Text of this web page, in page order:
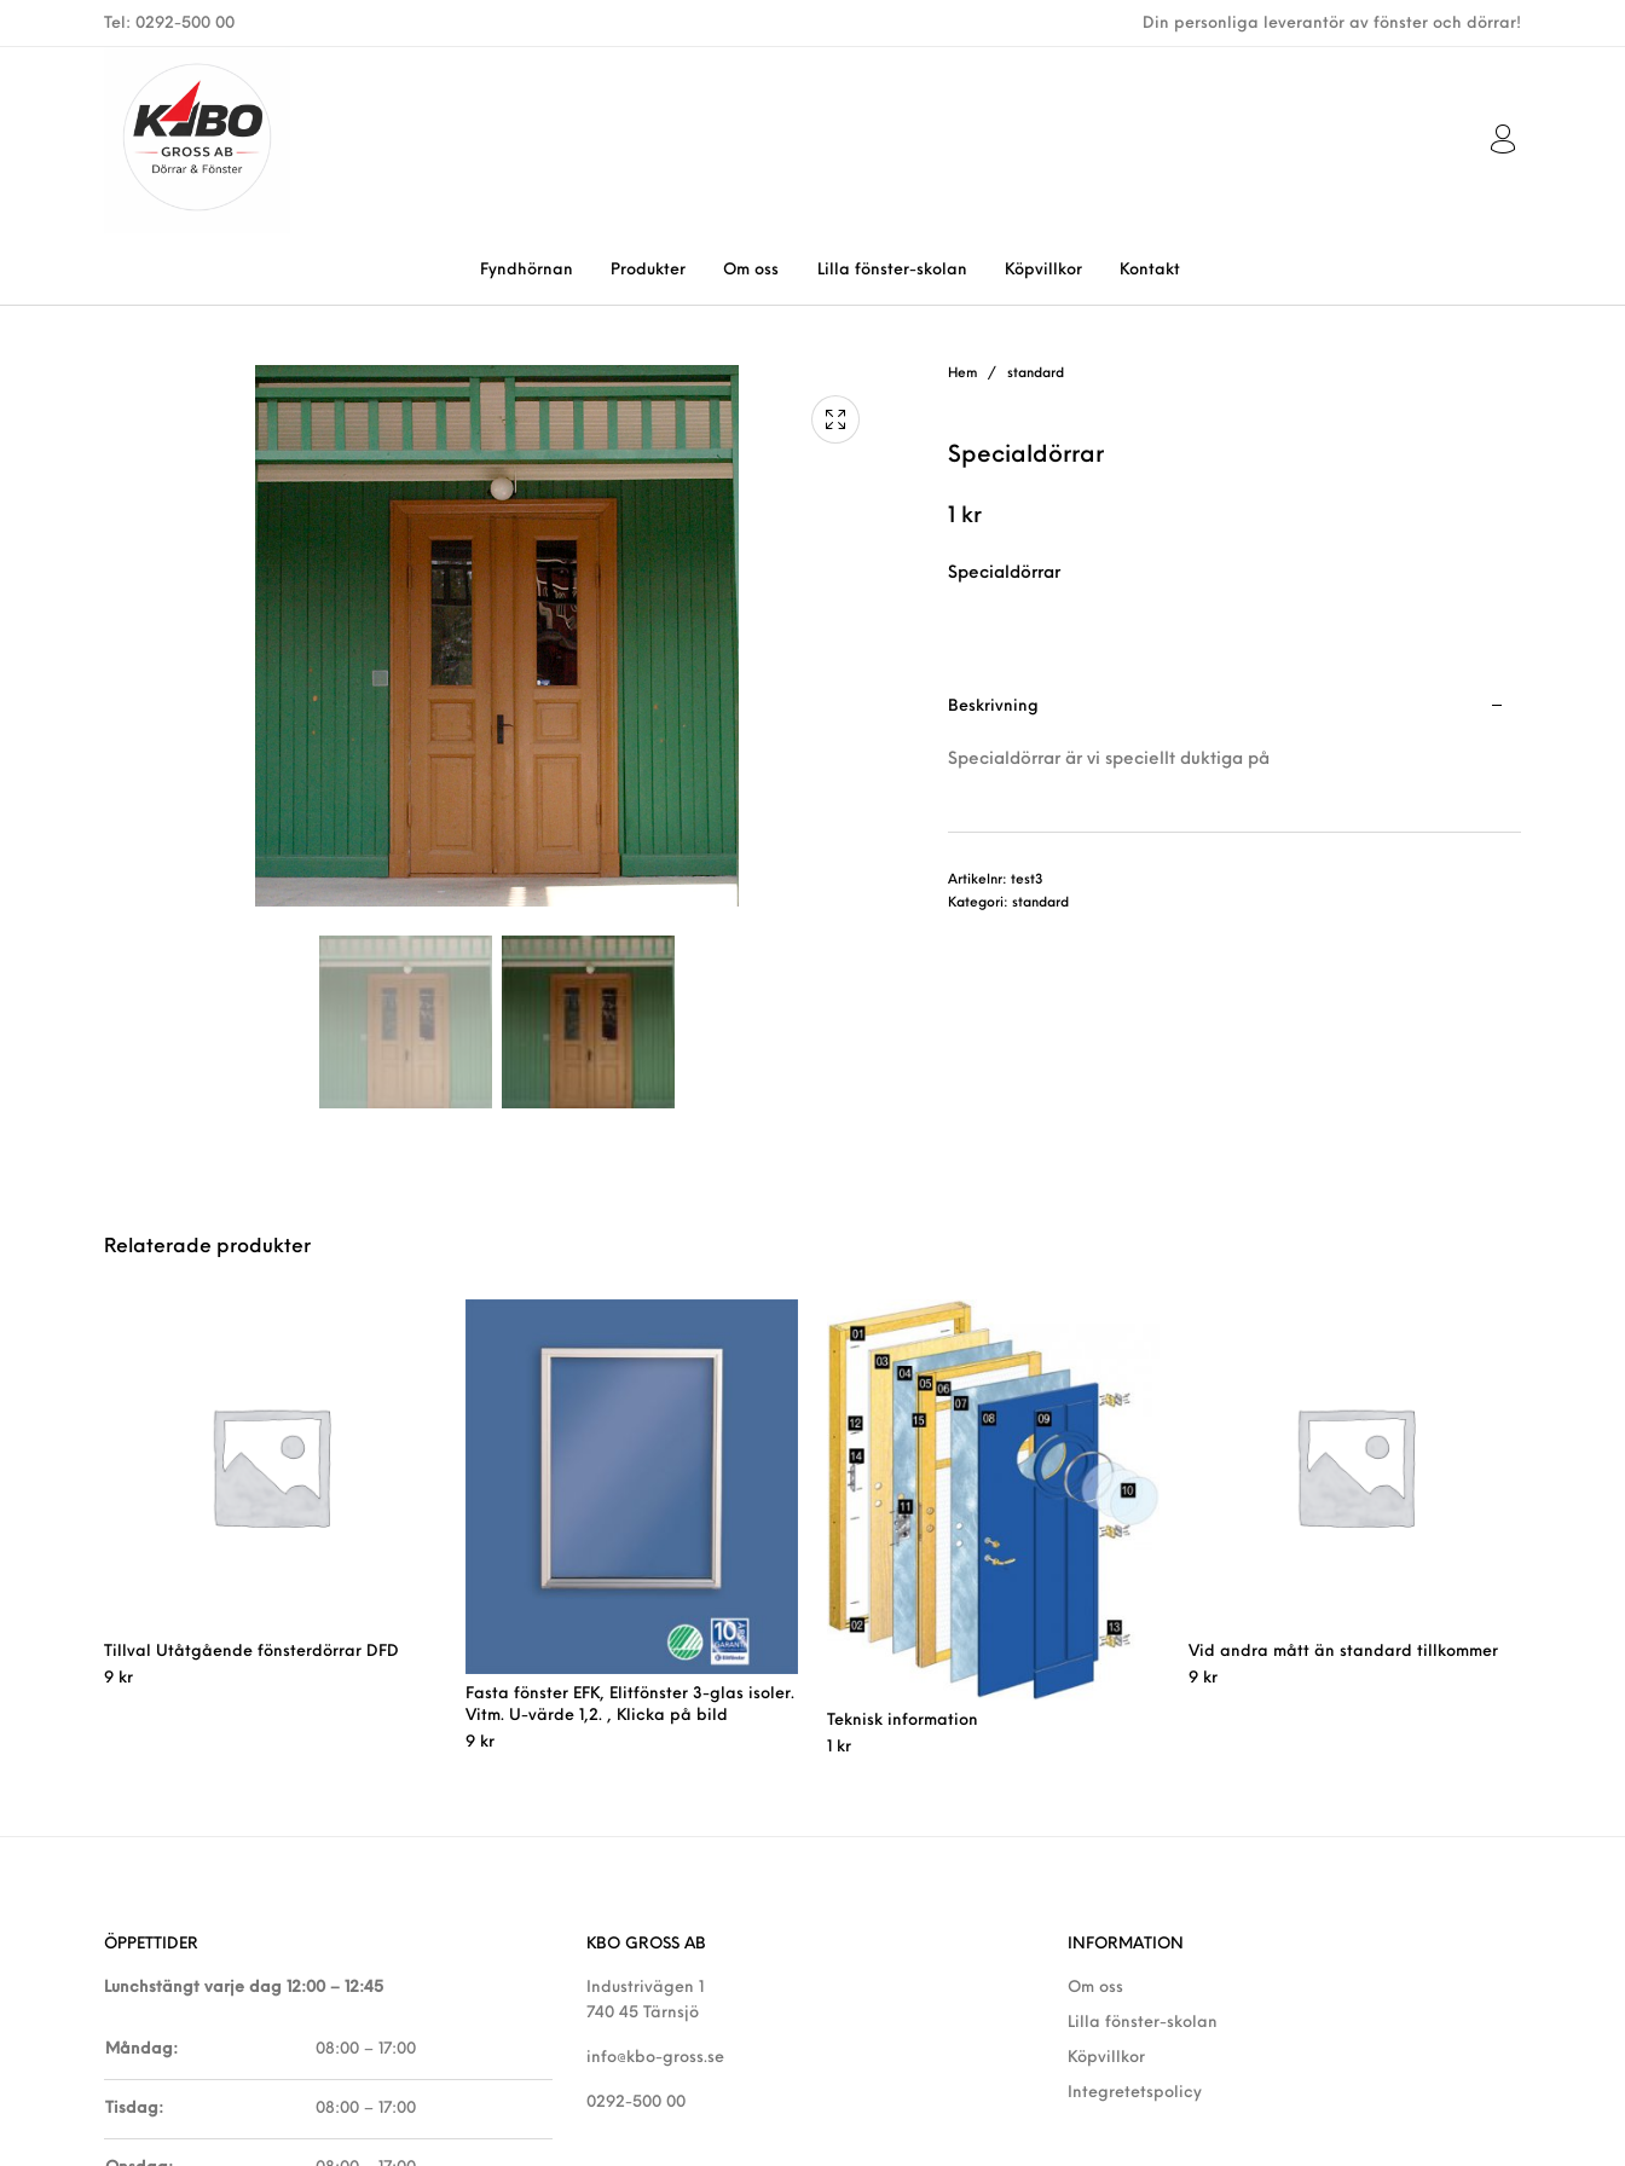
Tel: 0292-500 00 Din personliga leverantör av fönster och dörrar!
Fyndhörnan Produkter Om oss Lilla fönster-skolan Köpvillkor Kontakt
Hem / standard
Specialdörrar
1 kr
Specialdörrar
Beskrivning
Specialdörrar är vi speciellt duktiga på
Artikelnr: test3
Kategori: standard
Relaterade produkter
Tillval Utåtgående fönsterdörrar DFD
9 kr
Fasta fönster EFK, Elitfönster 3-glas isoler.
Vitm. U-värde 1,2. , Klicka på bild
9 kr
Teknisk information
kr
Vid andra mått än standard tillkommer
9 kr
ÖPPETTIDER
Lunchstängt varje dag 12:00 – 12:45
Måndag: 08:00 – 17:00
Tisdag: 08:00 – 17:00
KBO GROSS AB
Industrivägen 1
740 45 Tärnsjö
info@kbo-gross.se
0292-500 00
INFORMATION
Om oss
Lilla fönster-skolan
Köpvillkor
Integretetspolicy